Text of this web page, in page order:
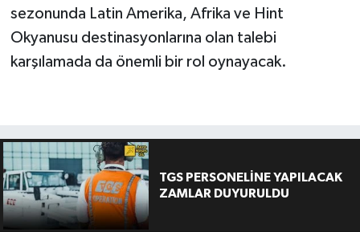
sezonunda Latin Amerika, Afrika ve Hint
Okyanusu destinasyonlarına olan talebi
karşılamada da önemli bir rol oynayacak.
TGS PERSONELİNE YAPILACAK
ZAMLAR DUYURULDU